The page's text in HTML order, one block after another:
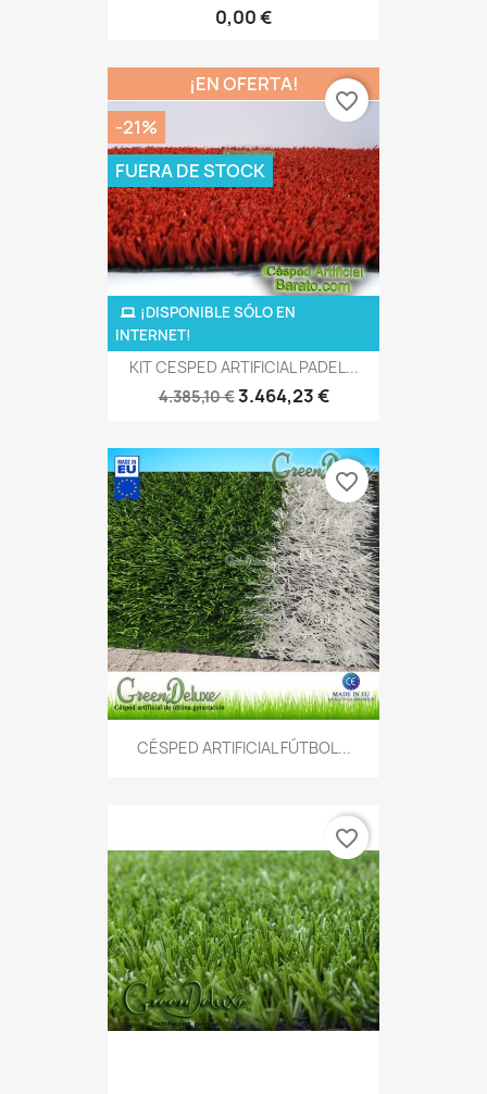
0,00 €
KIT CESPED ARTIFICIAL PADEL...
4.385,10 €3.464,23 €
¡DISPONIBLE SÓLO EN
INTERNET!
¡EN OFERTA!
-21%
FUERA DE STOCK
favorite_border
CÉSPED ARTIFICIAL FÚTBOL...
favorite_border
favorite_border